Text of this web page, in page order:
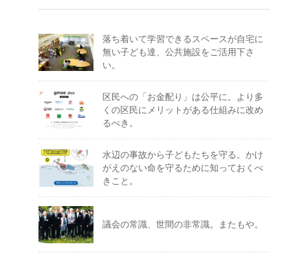
落ち着いて学習できるスペースが自宅に
無い子ども達、公共施設をご活用下さ
い。
区民への「お金配り」は公平に。より多
くの区民にメリットがある仕組みに改め
るべき。
水辺の事故から子どもたちを守る。かけ
がえのない命を守るために知っておくべ
きこと。
議会の常識、世間の非常識。またもや。